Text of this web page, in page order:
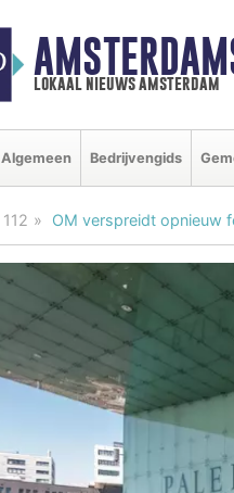
lokaal nieuws amsterdam
Algemeen Bedrijvengids
112 OM verspreidt opnieuw